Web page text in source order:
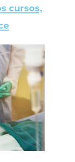
cursos,